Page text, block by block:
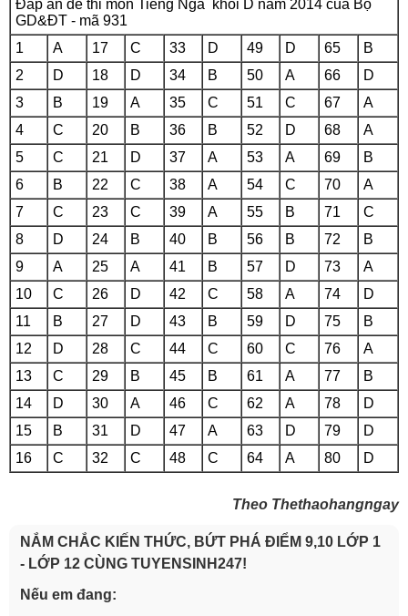
Đáp án đề thi môn Tiếng Nga khối D năm 2014 của Bộ
GD&ĐT - mã 931
1
A 17 C 33 D 49 D 65
B
2
D 18 D 34 B 50 A 66
D
3
B 19 A 35 C 51 C 67
A
4
C 20 B 36 B 52 D 68
A
5
C 21 D 37 A 53 A 69
B
6
B 22 C 38 A 54 C 70
A
7
C 23 C 39 A 55 B 71
C
8
D 24 B 40 B 56 B 72
B
9
A 25 A 41 B 57 D 73
A
10
C 26 D 42 C 58 A 74
D
11
B 27 D 43 B 59 D 75
B
12
D 28 C 44 C 60 C 76
A
13
C 29 B 45 B 61 A 77
B
14
D 30 A 46 C 62 A 78
D
15
B 31 D 47 A 63 D 79
D
16
C 32 C 48 C 64 A 80 D
Theo Thethaohangngay
NẮM CHẮC KIẾN THỨC, BỨT PHÁ ĐIỂM 9,10 LỚP 1
- LỚP 12 CÙNG TUYENSINH247!
Nếu em đang: